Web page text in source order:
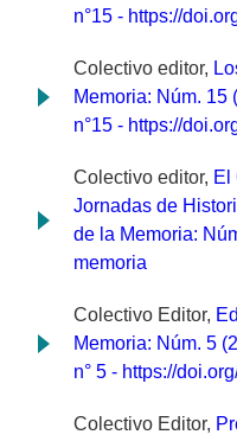
n°15 - https://
Colectivo editor,
Memoria: Núm. 15
n°15 - https://
Colectivo editor, El
Jornadas de
de la Memoria:
memoria
Colectivo Editor,
Memoria: Núm. 5
n° 5 - https://
Colectivo Editor,